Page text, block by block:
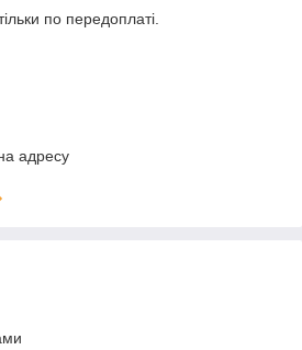
по передоплаті.
адресу